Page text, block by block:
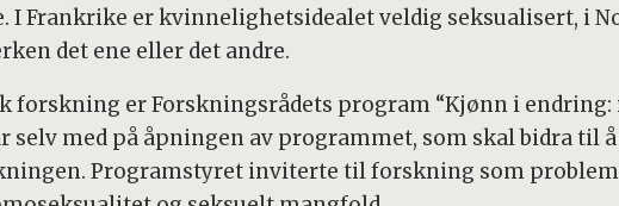
I Frankrike er kvinnelighetsidealet veldig seksualisert, i
det ene eller det andre.
forskning er Forskningsrådets program “Kjønn i
selv med på åpningen av programmet, som skal bidra til
Programstyret inviterte til forskning som